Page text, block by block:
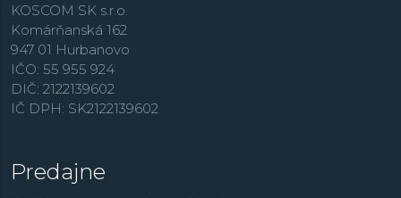
KOSCOM SK s.r.o.
Komárňanská 162
947 01 Hurbanovo
IČO: 55 955 924
DIČ: 2122139602
IČ DPH: SK2122139602
Predajne